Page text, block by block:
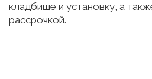
кладбище и установку, а
рассрочкой.